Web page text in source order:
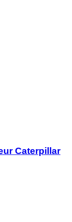
Caterpillar